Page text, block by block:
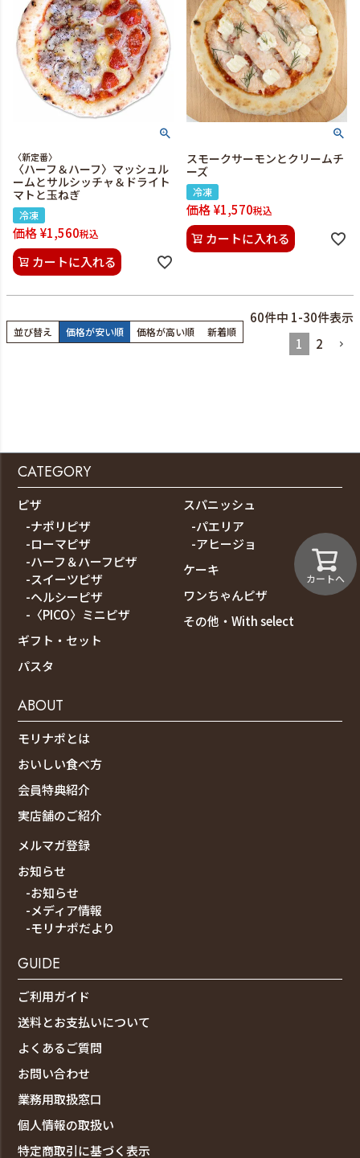
〈新定番〉
〈ハーフ＆ハーフ〉マッシュル
ームとサルシッチャ＆ドライト
マトと玉ねぎ
冷凍
価格¥1,560税込
カートに入れる
スモークサーモンとクリームチ
ーズ
冷凍
価格¥1,570税込
カートに入れる
並び替え 価格が安い順 価格が高い順 新着順
60件中 1-30件表示
1
2
カートへ
CATEGORY
ピザ
-ナポリピザ
-ローマピザ
-ハーフ＆ハーフピザ
-スイーツピザ
-ヘルシーピザ
-〈PICO〉ミニピザ
ギフト・セット
パスタ
スパニッシュ
-パエリア
-アヒージョ
ケーキ
ワンちゃんピザ
その他・With select
ABOUT
モリナポとは
おいしい食べ方
会員特典紹介
実店舗のご紹介
メルマガ登録
お知らせ
-お知らせ
-メディア情報
-モリナポだより
GUIDE
ご利用ガイド
送料とお支払いについて
よくあるご質問
お問い合わせ
業務用取扱窓口
個人情報の取扱い
特定商取引に基づく表示